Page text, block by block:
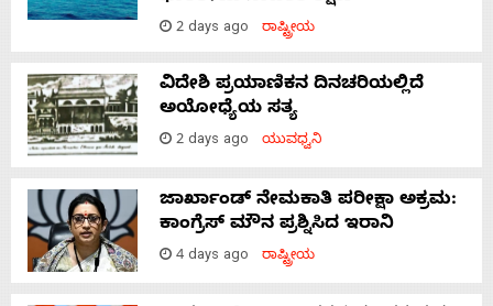
2 days ago ರಾಷ್ಟ್ರೀಯ
ವಿದೇಶಿ ಪ್ರಯಾಣಿಕನ ದಿನಚರಿಯಲ್ಲಿದೆ
ಅಯೋಧ್ಯೆಯ ಸತ್ಯ
2 days ago ಯುವಧ್ವನಿ
ಜಾರ್ಖಾಂಡ್‌ ನೇಮಕಾತಿ ಪರೀಕ್ಷಾ ಅಕ್ರಮ:
ಕಾಂಗ್ರೆಸ್‌ ಮೌನ ಪ್ರಶ್ನಿಸಿದ ಇರಾನಿ
4 days ago ರಾಷ್ಟ್ರೀಯ